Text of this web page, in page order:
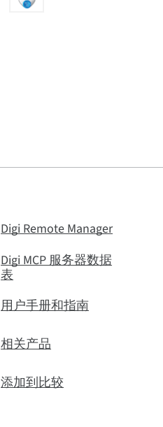
Digi Remote Manager
Digi MCP 服务器数据
表
用户手册和指南
相关产品
添加到比较